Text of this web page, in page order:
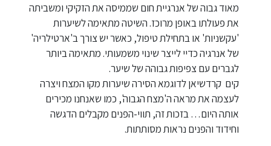
מאוד גבוה של אנרגיית חום שממיסה את הזקיקי ומשביתה
את פעולתו באופן מרוכז. השיטה מתאימה לשיערות
'עקשניות' או בתחילת טיפול, כאשר יש צורך ב'ארטילריה'
של אנרגיה כדיי לייצר שינוי משמעותי. מתאימה ביותר
לגברים עם צפיפות גבוהה של שיער.
קים קרדשיאן לדוגמא הסירה שיערות מקו המצח ויצרה
לעצמה את מראה ה'מצח הגבוה', כמו שאנחנו מכירים
אותה היום… בזכות זה, תווי-הפנים מקבלים הדגשה
וחידוד והפנים נראות מסותתות.